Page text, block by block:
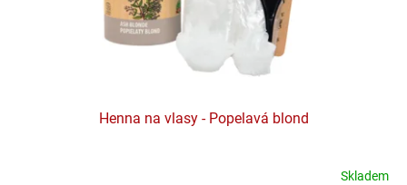
Henna na vlasy - Popelavá blond
Skladem